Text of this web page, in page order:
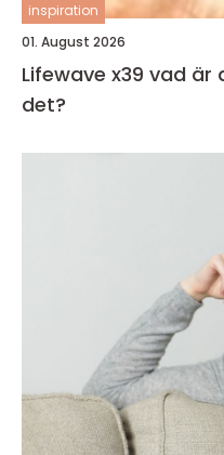
inspiration
01. August 2026
Lifewave x39 vad är det och hur fungerar
det?